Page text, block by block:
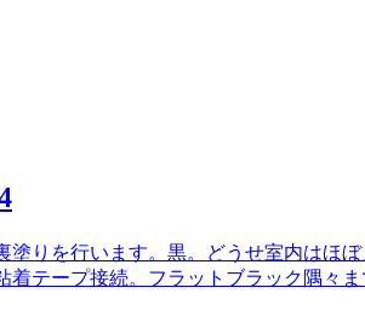
りを行います。黒。どうせ室内はほぼ
着テープ接続。フラットブラック隅々ま